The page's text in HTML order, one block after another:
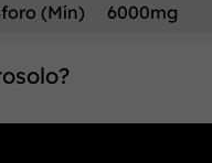
(Mín) 6000mg